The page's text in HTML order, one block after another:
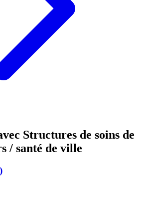
Structures de soins de
/ santé de ville